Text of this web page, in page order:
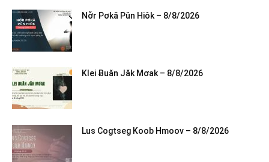
Nơ̆r Pơkă Pŭn Hiôk – 8/8/2026
Klei Ƀuăn Jăk Mơak – 8/8/2026
Lus Cogtseg Koob Hmoov – 8/8/2026